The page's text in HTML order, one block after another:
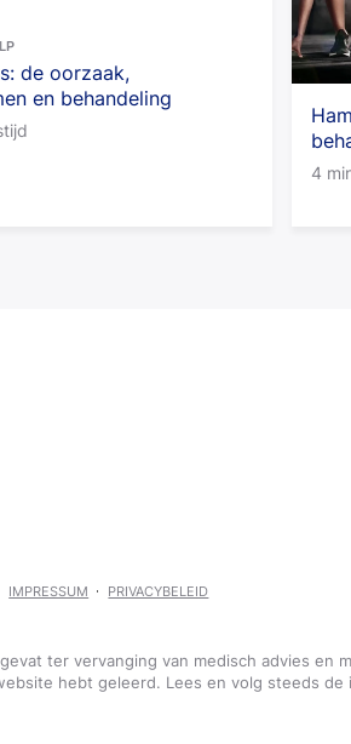
de oorzaak,
en behandeling
4
IMPRESSUM PRIVACYBELEID
ter vervanging van medisch advies en
hebt geleerd. Lees en volg steeds